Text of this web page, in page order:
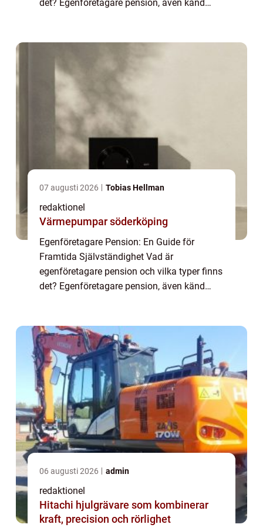
det? Egenföretagare pension, även känd
07 augusti 2026 Tobias Hellman
redaktionel
Värmepumpar söderköping
Egenföretagare Pension: En Guide för
Framtida Självständighet Vad är
egenföretagare pension och vilka typer finns
det? Egenföretagare pension, även känd
eget företag e...
06 augusti 2026 admin
redaktionel
Hitachi hjulgrävare som kombinerar
kraft, precision och rörlighet